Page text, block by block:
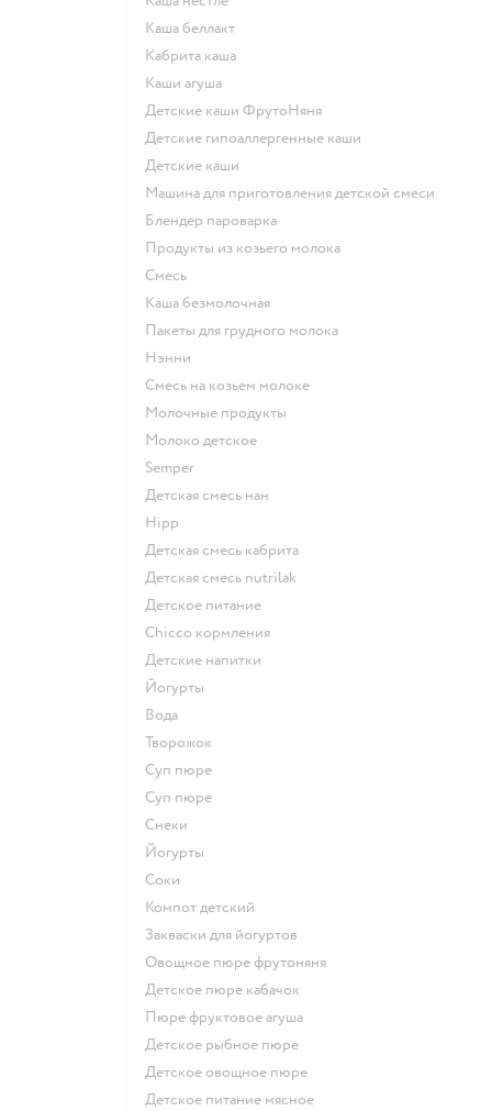
каша беллакт
кабрита каша
каши агуша
Детские каши ФрутоНяня
Детские гипоаллергенные каши
детские каши
машина для приготовления детской смеси
блендер пароварка
продукты из козьего молока
смесь
каша безмолочная
пакеты для грудного молока
нэнни
смесь на козьем молоке
молочные продукты
молоко детское
semper
детская смесь нан
hipp
детская смесь кабрита
детская смесь nutrilak
детское питание
chicco кормления
детские напитки
йогурты
Вода
творожок
суп пюре
суп пюре
Снеки
йогурты
Соки
компот детский
Закваски для йогуртов
овощное пюре фрутоняня
детское пюре кабачок
пюре фруктовое агуша
детское рыбное пюре
детское овощное пюре
детское питание мясное